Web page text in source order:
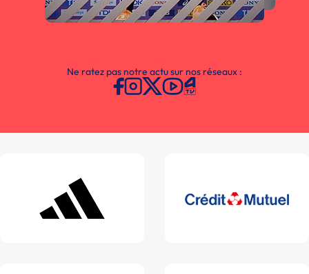
Ne ratez pas notre actu sur nos réseaux :